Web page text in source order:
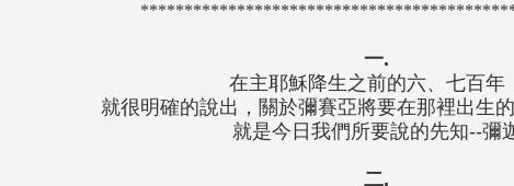
一.
在主耶穌降生之前的六、七百年
就很明確的說出，關於彌賽亞將要在那裡出生
就是今日我們所要說的先知--彌
二.